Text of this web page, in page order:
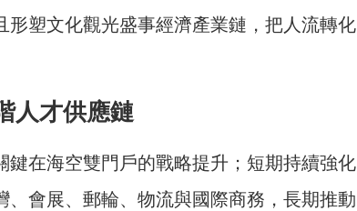
塑文化觀光盛事經濟產業鏈，把人流轉化
人才供應鏈
在海空雙門戶的戰略提升；短期持續強化
會展、郵輪、物流與國際商務，長期推動